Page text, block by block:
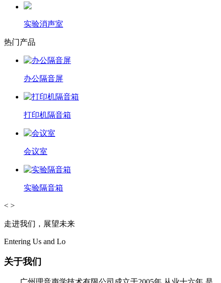
实验消声室
热门产品
办公隔音屏
打印机隔音箱
会议室
实验隔音箱
< >
走进我们，展望未来
Entering Us and Lo
关于我们